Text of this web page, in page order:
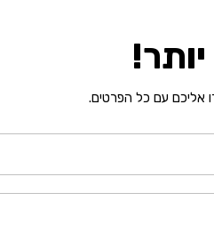
אליכם עם כל הפרטים.